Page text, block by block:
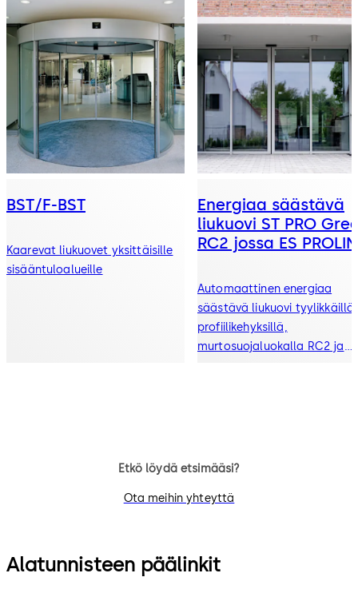
BST/F-BST
Kaarevat liukuovet yksittäisille
sisääntuloalueille
Energiaa säästävä
liukuovi ST PRO
RC2 jossa ES
Automaattinen energiaa
säästävä liukuovi tyylikkäillä
profiilikehyksillä,
murtosuojaluokalla RC2 ja
Etkö löydä etsimääsi?
Ota meihin yhteyttä
Alatunnisteen päälinkit